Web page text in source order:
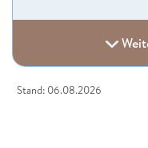
Stand: 06.08.2026